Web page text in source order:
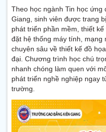
Theo học ngành Tin học ứng
Giang, sinh viên được trang
phát triển phần mềm, thiết
đặt hệ thống máy tính,
chuyên sâu về thiết kế đồ
đại. Chương trình học chú
nhanh chóng làm quen với
phát triển nghề nghiệp ngay
trường.